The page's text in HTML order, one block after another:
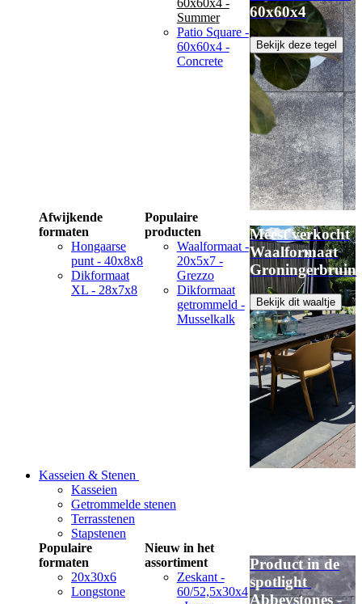
60x60x4 -
Summer
Patio Square -
60x60x4 -
Concrete
60x60x4
Bekijk deze tegel
Afwijkende
formaten
Hongaarse
punt - 40x8x8
Dikformaat
XL - 28x7x8
Populaire
producten
Waalformaat -
20x5x7 -
Grezzo
Dikformaat
getrommeld -
Musselkalk
Meest verkocht
Waalformaat
Groningerbruin
Bekijk dit waaltje
Kasseien & Stenen
Kasseien
Getrommelde stenen
Terrasstenen
Stapstenen
Populaire
formaten
20x30x6
Longstone
Nieuw in het
assortiment
Zeskant -
60/52,5x30x4
Product in de
spotlight
Abbeystones -